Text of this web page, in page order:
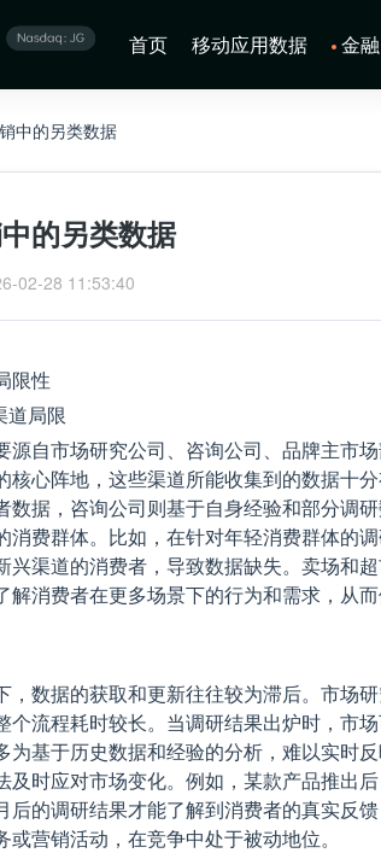
首页 移动应用数据 金
中的另类数据
的另类数据
02-28 11:53:40
限性
道局限
源自市场研究公司、咨询公司、品牌主市
核心阵地，这些渠道所能收集到的数据十
数据，咨询公司则基于自身经验和部分调
消费群体。比如，在针对年轻消费群体的
兴渠道的消费者，导致数据缺失。卖场和
解消费者在更多场景下的行为和需求，从
，数据的获取和更新往往较为滞后。市场
个流程耗时较长。当调研结果出炉时，市
为基于历史数据和经验的分析，难以实时
及时应对市场变化。例如，某款产品推出
后的调研结果才能了解到消费者的真实反
或营销活动，在竞争中处于被动地位。